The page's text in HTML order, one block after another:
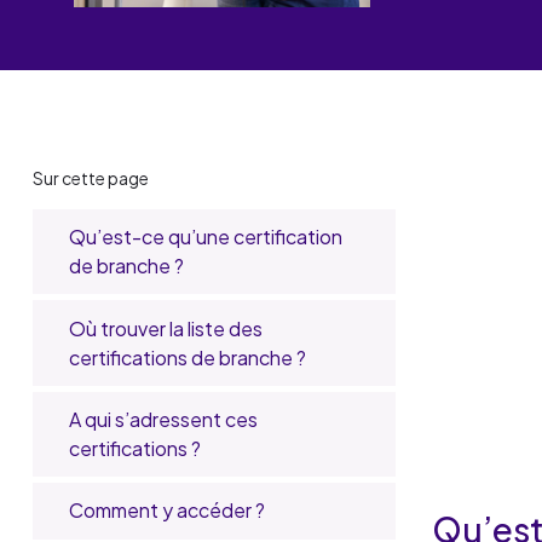
Un partenaireLes événements
Espace presse
Sur cette page
qu’une
de branche
?
Qu’est-ce qu’une certification
de branche ?
Où trouver la
certifications
de branche ?
Où trouver la liste des
certifications de branche ?
A qui
certifications
?
A qui s’adressent ces
certifications ?
?
Comment y accéder ?
Pourquoi